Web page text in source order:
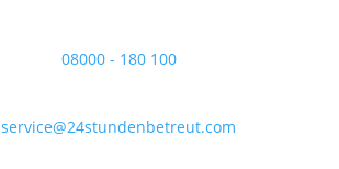
08000 - 180 100
service@24stundenbetreut.com